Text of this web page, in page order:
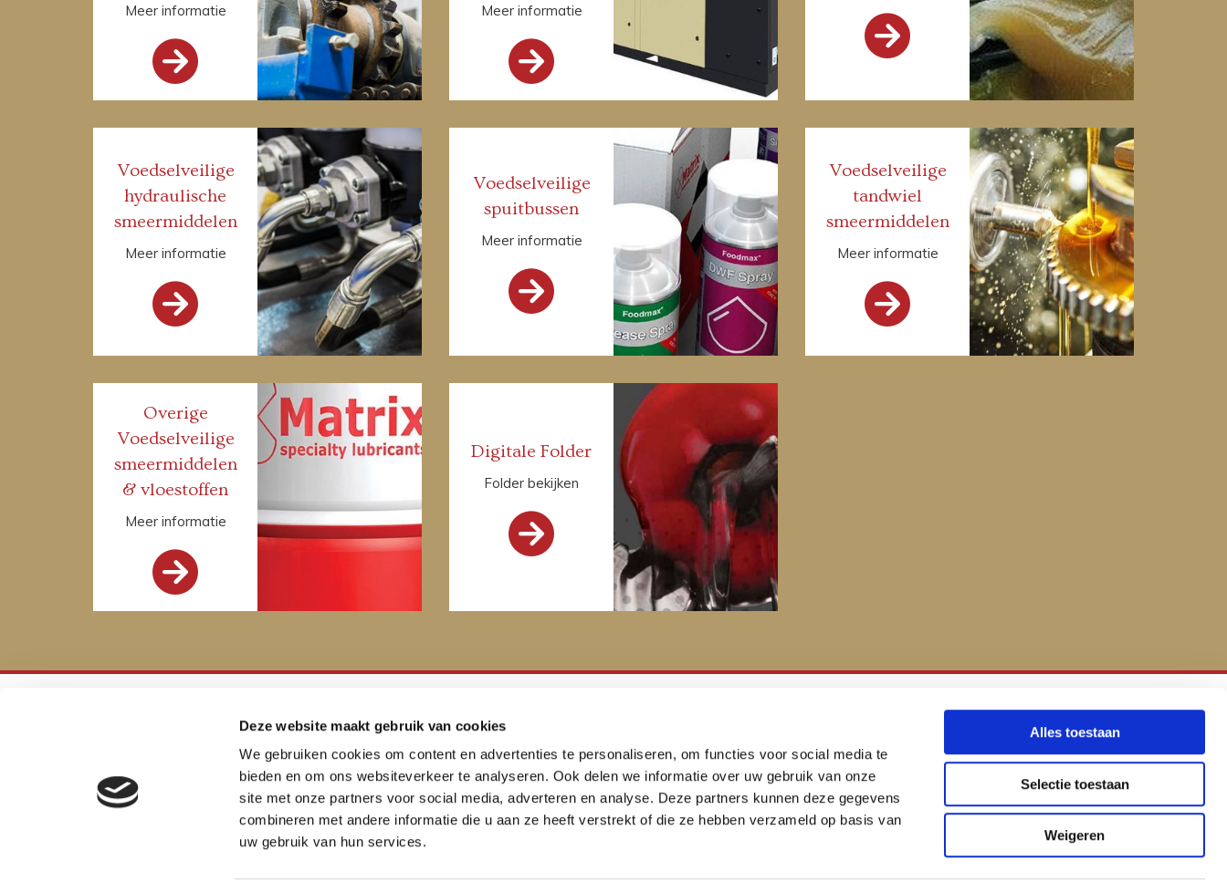
Deze website maakt gebruik van cookies
We gebruiken cookies om content en advertenties te personaliseren, om functies voor social media te
bieden en om ons websiteverkeer te analyseren. Ook delen we informatie over uw gebruik van onze
site met onze partners voor social media, adverteren en analyse. Deze partners kunnen deze gegevens
combineren met andere informatie die u aan ze heeft verstrekt of die ze hebben verzameld op basis van
uw gebruik van hun services.
Alles toestaan
Selectie toestaan
Weigeren
Meer informatie

Meer informatie


Voedselveilige
hydraulische
smeermiddelen
Meer informatie

Voedselveilige
spuitbussen
Meer informatie

Voedselveilige
tandwiel
smeermiddelen
Meer informatie

Overige
Voedselveilige
smeermiddelen
& vloestoffen
Meer informatie

Digitale Folder
Folder bekijken

Smeerservice gespecialiseerd
in de voedingsindustrie
Sap Smeerservice
 06 194 72 150
 sap.smeerservice@gmail.com
Copyright © 2022 Sap Smeerservice